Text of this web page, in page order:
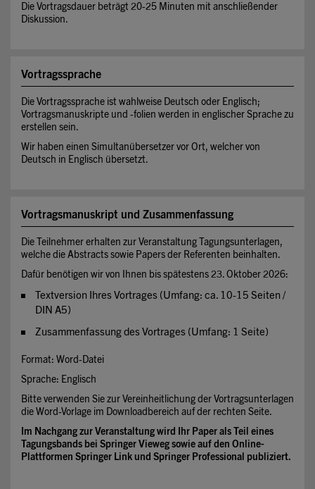
Die Vortragsdauer beträgt 20-25 Minuten mit anschließender
Diskussion.
Vortragssprache
Die Vortragssprache ist wahlweise Deutsch oder Englisch;
Vortragsmanuskripte und -folien werden in englischer Sprache zu
erstellen sein.
Wir haben einen Simultanübersetzer vor Ort, welcher von
Deutsch in Englisch übersetzt.
Vortragsmanuskript und Zusammenfassung
Die Teilnehmer erhalten zur Veranstaltung Tagungsunterlagen,
welche die Abstracts sowie Papers der Referenten beinhalten.
Dafür benötigen wir von Ihnen bis spätestens 23. Oktober 2026:
Textversion Ihres Vortrages (Umfang: ca. 10-15 Seiten /
DIN A5)
Zusammenfassung des Vortrages (Umfang: 1 Seite)
Format: Word-Datei
Sprache: Englisch
Bitte verwenden Sie zur Vereinheitlichung der Vortragsunterlagen
die Word-Vorlage im Downloadbereich auf der rechten Seite.
Im Nachgang zur Veranstaltung wird Ihr Paper als Teil eines
Tagungsbands bei Springer Vieweg sowie auf den Online-
Plattformen Springer Link und Springer Professional publiziert.